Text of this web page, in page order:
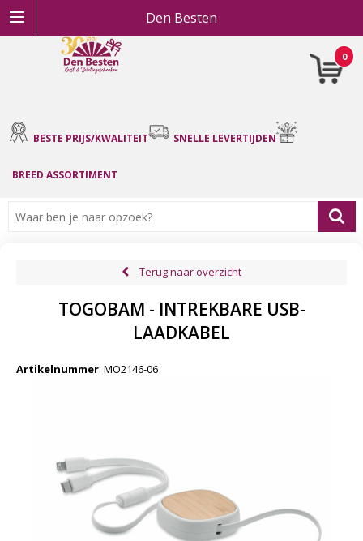
Den Besten
0
BESTE PRIJS/KWALITEIT SNELLE LEVERTIJDEN
BREED ASSORTIMENT
Terug naar overzicht
TOGOBAM - INTREKBARE USB-
LAADKABEL
Artikelnummer: MO2146-06